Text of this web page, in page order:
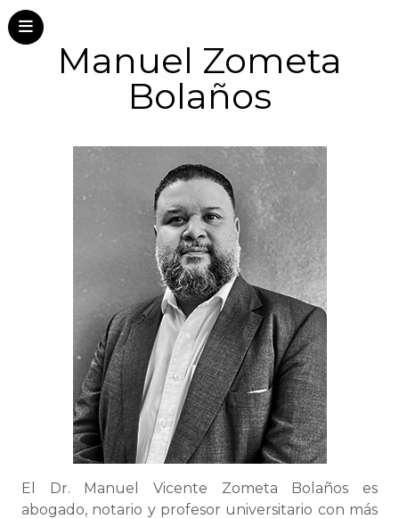
Manuel Zometa
Bolaños
El Dr. Manuel Vicente Zometa Bolaños es
abogado, notario y profesor universitario con más